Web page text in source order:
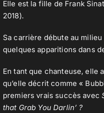
Contact
Elle est la fille de Frank
2018).
Sa carrière débute au milieu
quelques apparitions dans
En tant que chanteuse, elle
qu’elle décrit comme «
premiers vrais succès avec
that Grab You Darlin’ ?